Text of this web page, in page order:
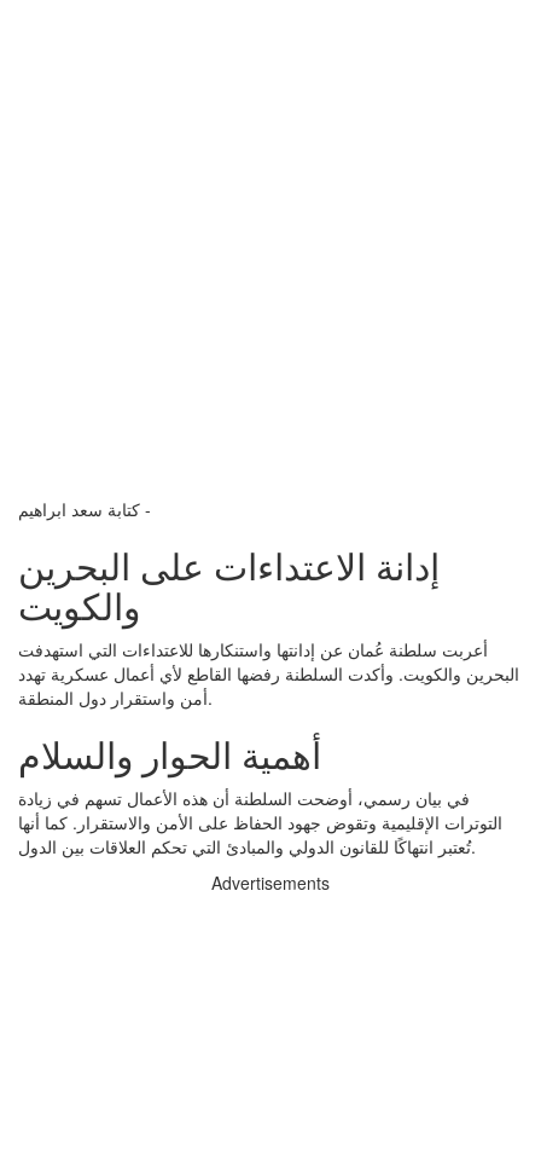
كتابة سعد ابراهيم -
إدانة الاعتداءات على البحرين
والكويت
أعربت سلطنة عُمان عن إدانتها واستنكارها للاعتداءات التي استهدفت
البحرين والكويت. وأكدت السلطنة رفضها القاطع لأي أعمال عسكرية تهدد
أمن واستقرار دول المنطقة.
أهمية الحوار والسلام
في بيان رسمي، أوضحت السلطنة أن هذه الأعمال تسهم في زيادة
التوترات الإقليمية وتقوض جهود الحفاظ على الأمن والاستقرار. كما أنها
تُعتبر انتهاكًا للقانون الدولي والمبادئ التي تحكم العلاقات بين الدول.
Advertisements